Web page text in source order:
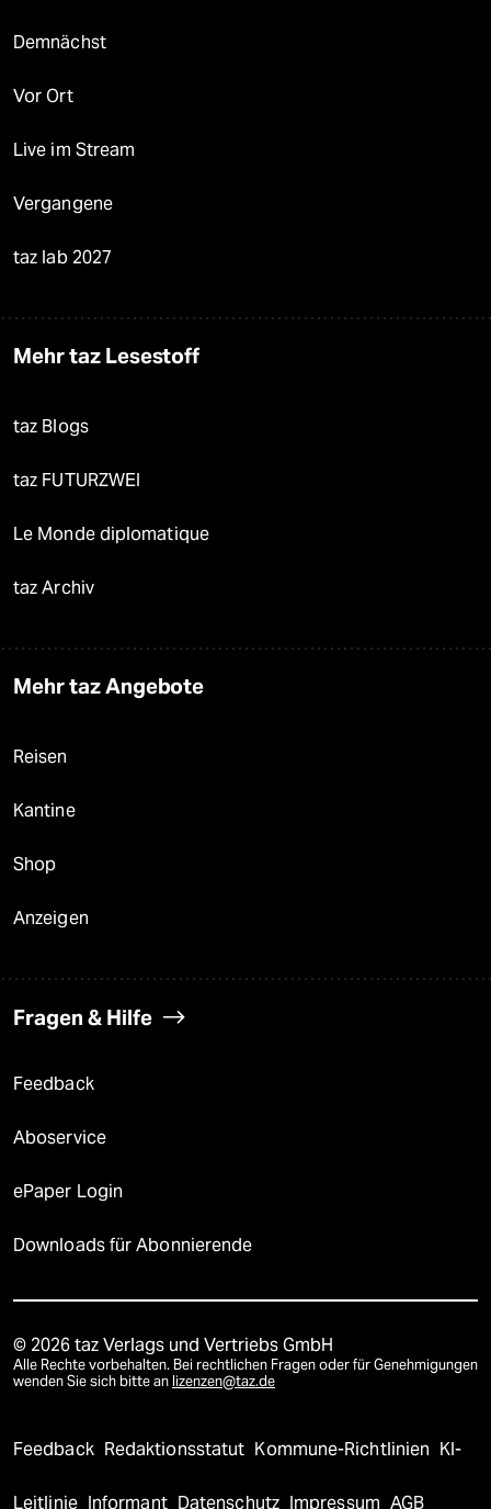
Demnächst
Vor Ort
Live im Stream
Vergangene
taz lab 2027
Mehr taz Lesestoff
taz Blogs
taz FUTURZWEI
Le Monde diplomatique
taz Archiv
Mehr taz Angebote
Reisen
Kantine
Shop
Anzeigen
Fragen & Hilfe
Feedback
Aboservice
ePaper Login
Downloads für Abonnierende
© 2026 taz Verlags und Vertriebs GmbH
Alle Rechte vorbehalten. Bei rechtlichen Fragen oder für Genehmigungen
wenden Sie sich bitte an lizenzen@taz.de
Feedback Redaktionsstatut Kommune-Richtlinien KI-
Leitlinie Informant Datenschutz Impressum AGB